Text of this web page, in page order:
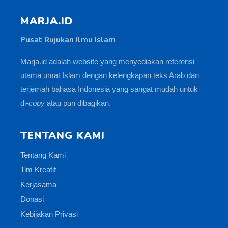
MARJA.ID
Pusat Rujukan Ilmu Islam
Marja.id adalah website yang menyediakan referensi
utama umat Islam dengan kelengkapan teks Arab dan
terjemah bahasa Indonesia yang sangat mudah untuk
di-copy atau pun dibagikan.
TENTANG KAMI
Tentang Kami
Tim Kreatif
Kerjasama
Donasi
Kebijakan Privasi